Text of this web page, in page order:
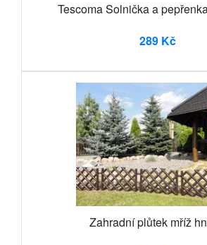
Tescoma Solnička a
289 Kč
Zahradní plůtek mříž